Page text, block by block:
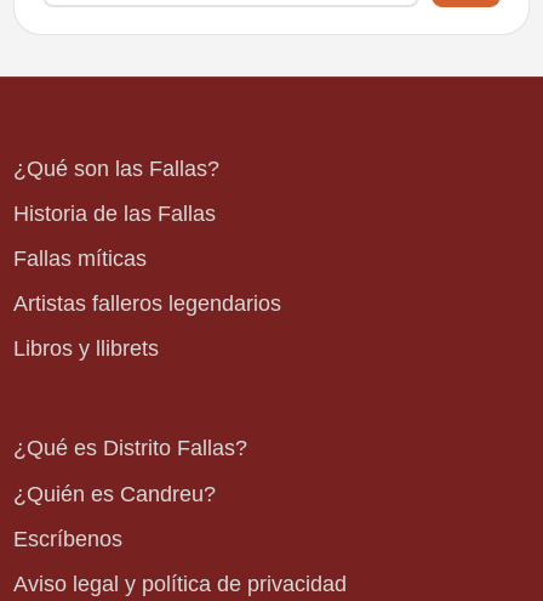
¿Qué son las Fallas?
Historia de las Fallas
Fallas míticas
Artistas falleros legendarios
Libros y llibrets
¿Qué es Distrito Fallas?
¿Quién es Candreu?
Escríbenos
Aviso legal y política de privacidad